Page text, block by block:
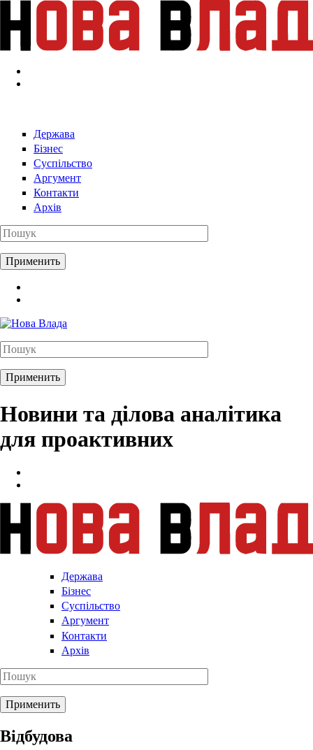
Перейти к основному содержанию
Держава
Бізнес
Суспільство
Аргумент
Контакти
Архів
Новини та ділова аналітика
для проактивних
Держава
Бізнес
Суспільство
Аргумент
Контакти
Архів
Відбудова